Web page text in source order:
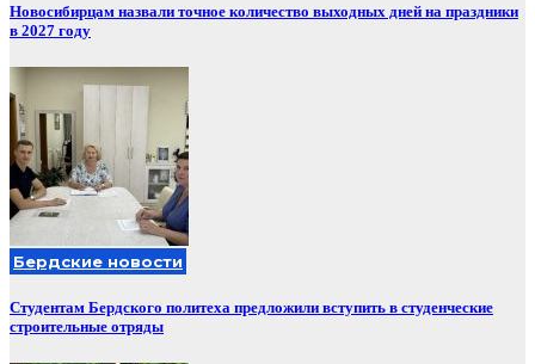
Новосибирцам назвали точное количество выходных дней на праздники
в 2027 году
Бердские новости
Студентам Бердского политеха предложили вступить в студенческие
строительные отряды